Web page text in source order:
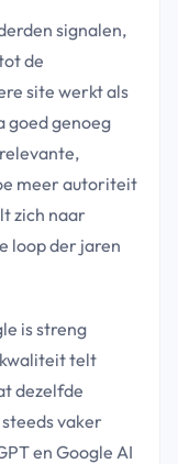
signalen,
de
site werkt als
goed genoeg
meer autoriteit
zich naar
loop der jaren
is streng
telt
dezelfde
vaker
en Google AI